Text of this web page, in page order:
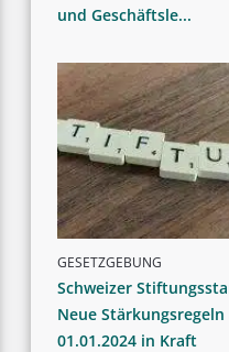
und Geschäftsle...
GESETZGEBUNG
Schweizer
Neue Stärkungsregeln
01.01.2024 in Kraft